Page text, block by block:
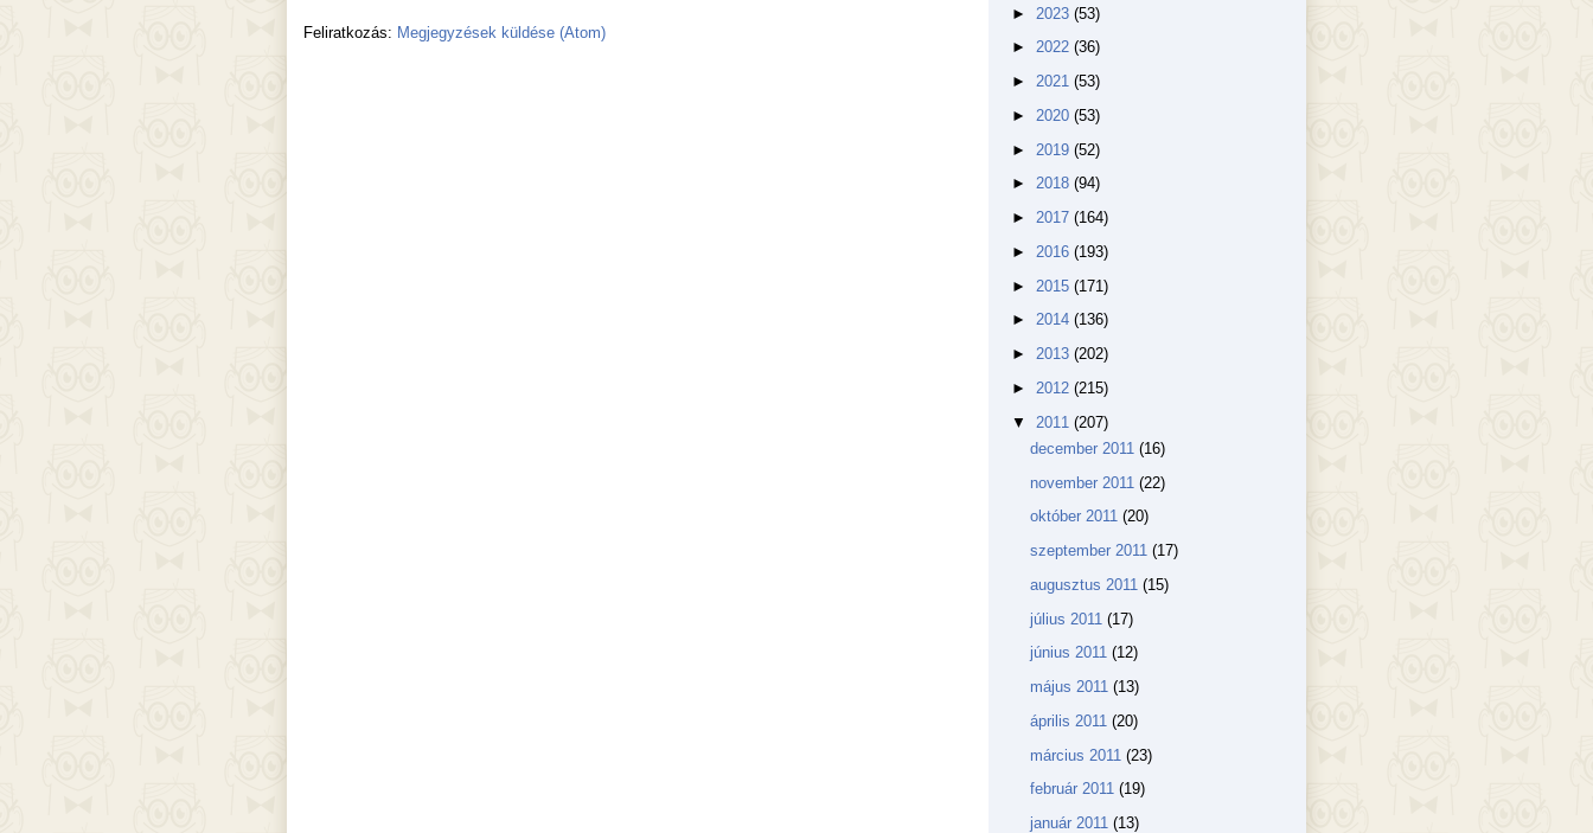
Feliratkozás: Megjegyzések küldése (Atom)
► 2023 (53)
► 2022 (36)
► 2021 (53)
► 2020 (53)
► 2019 (52)
► 2018 (94)
► 2017 (164)
► 2016 (193)
► 2015 (171)
► 2014 (136)
► 2013 (202)
► 2012 (215)
▼ 2011 (207)
december 2011 (16)
november 2011 (22)
október 2011 (20)
szeptember 2011 (17)
augusztus 2011 (15)
július 2011 (17)
június 2011 (12)
május 2011 (13)
április 2011 (20)
március 2011 (23)
február 2011 (19)
január 2011 (13)